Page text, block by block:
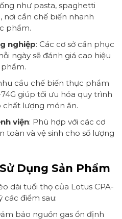
như pasta, spaghetti
nơi cần chế biến nhanh
phẩm.
nghiệp: Các cơ sở cần phục
ngày sẽ đánh giá cao hiệu
cầu chế biến thực phẩm
giúp tối ưu hóa quy trình
chất lượng món ăn.
viện: Phù hợp với các cơ
toàn và vệ sinh cho số lượng
Dụng Sản Phẩm
dài tuổi thọ của Lotus CPA-
các điểm sau:
bảo nguồn gas ổn định